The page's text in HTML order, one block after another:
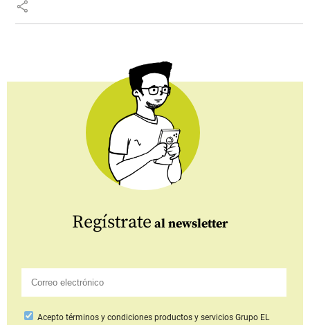
share
Regístrate al newsletter
Aceptotérminos y condiciones productos y serviciosGrupo EL